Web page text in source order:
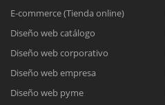
E-commerce (Tienda online)
Diseño web catálogo
Diseño web corporativo
Diseño web empresa
Diseño web pyme